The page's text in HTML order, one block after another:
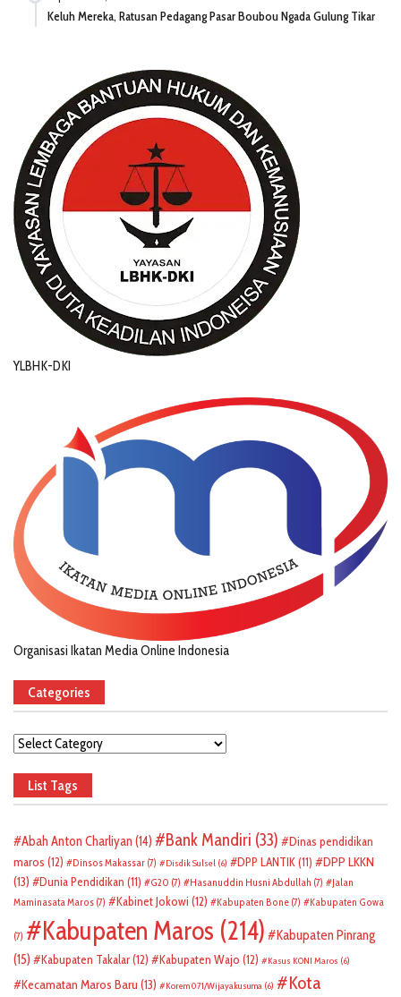
Keluh Mereka, Ratusan Pedagang Pasar Boubou Ngada Gulung Tikar
YLBHK-DKI
Organisasi Ikatan Media Online Indonesia
Categories
Categories
List Tags
Abah Anton Charliyan (14) Bank Mandiri (33)
Dinas pendidikan
maros (12) Dinsos Makassar (7) Disdik Sulsel (6) DPP LANTIK(11)
DPP LKKN
(13)
Dunia Pendidikan (11) G20 (7) Hasanuddin Husni Abdullah (7)
Jalan
Maminasata Maros (7) Kabinet Jokowi (12) Kabupaten Bone (7) Kabupaten Gowa
(7) Kabupaten Maros (214)
Kabupaten Pinrang
(15)
Kabupaten Takalar(12) Kabupaten Wajo (12) Kasus KONI Maros (6)
Kecamatan Maros Baru (13) Korem 071/Wijayakusuma (6)
Kota